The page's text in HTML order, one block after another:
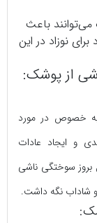
باعث
نوزاد در این
از پوشک:
به خصوص در مورد
و ایجاد عادات
سوختگی ناشی
شاداب نگه داشت.